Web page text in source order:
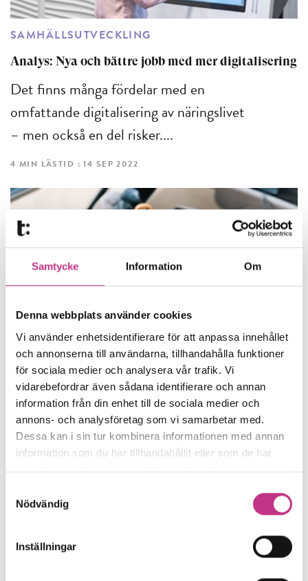
Samtycke Information Om
Denna webbplats använder cookies
Vi använder enhetsidentifierare för att anpassa innehållet
och annonserna till användarna, tillhandahålla funktioner
för sociala medier och analysera vår trafik. Vi
vidarebefordrar även sådana identifierare och annan
information från din enhet till de sociala medier och
annons- och analysföretag som vi samarbetar med.
Dessa kan i sin tur kombinera informationen med annan
information som du har tillhandahållit eller som de har
samlat in när du har använt deras tjänster.
Nödvändig
Inställningar
SAMHÄLLSUTVECKLING
Analys: Nya och bättre jobb med mer digitalisering
Det finns många fördelar med en
omfattande digitalisering av näringslivet
– men också en del risker....
4 MIN LÄSTID : 14 SEP 2022
SAMHÄLLSUTVECKLING
Sveriges 5G-försening ”oroväckande” enligt expert
Ett fungerande 5G-mobilnät i hela
landet är väsentligt för att svenska
företag ska kunna konkurrera...